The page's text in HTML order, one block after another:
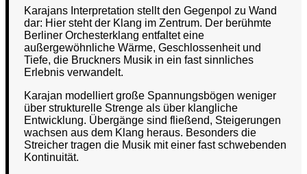
Karajans Interpretation stellt den Gegenpol zu Wand
dar: Hier steht der Klang im Zentrum. Der berühmte
Berliner Orchesterklang entfaltet eine
außergewöhnliche Wärme, Geschlossenheit und
Tiefe, die Bruckners Musik in ein fast sinnliches
Erlebnis verwandelt.
Karajan modelliert große Spannungsbögen weniger
über strukturelle Strenge als über klangliche
Entwicklung. Übergänge sind fließend, Steigerungen
wachsen aus dem Klang heraus. Besonders die
Streicher tragen die Musik mit einer fast schwebenden
Kontinuität.